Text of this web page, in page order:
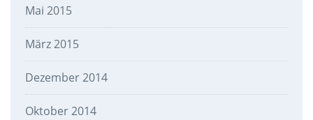
Mai 2015
März 2015
Dezember 2014
Oktober 2014